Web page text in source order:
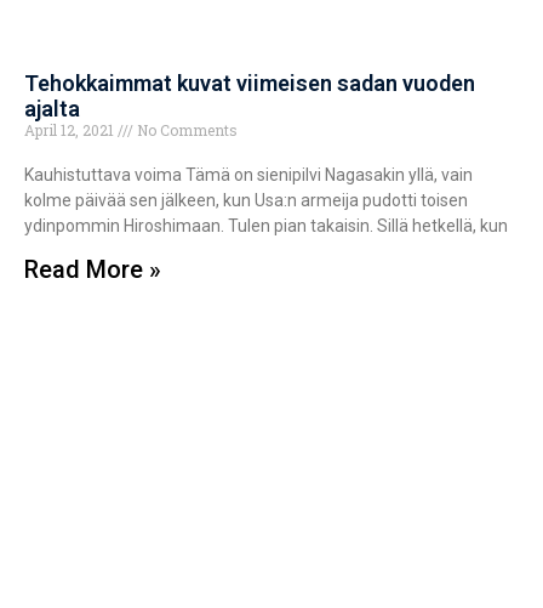
Tehokkaimmat kuvat viimeisen sadan vuoden
ajalta
April 12, 2021 No Comments
Kauhistuttava voima Tämä on sienipilvi Nagasakin yllä, vain
kolme päivää sen jälkeen, kun Usa:n armeija pudotti toisen
ydinpommin Hiroshimaan. Tulen pian takaisin. Sillä hetkellä, kun
Read More »